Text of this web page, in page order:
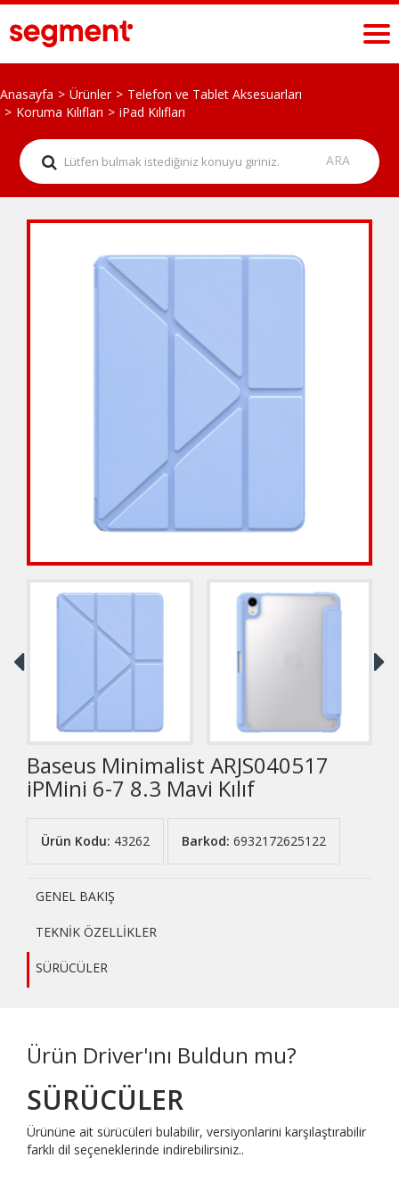
Anasayfa Ürünler
Telefon ve Tablet Aksesuarları
Koruma Kılıfları
iPad Kılıfları
Baseus Minimalist ARJS040517
iPMini 6-7 8.3 Mavi Kılıf
Ürün Kodu: 43262 Barkod: 6932172625122
GENEL BAKIŞ
TEKNİK ÖZELLİKLER
SÜRÜCÜLER
Ürün Driver'ını Buldun mu?
SÜRÜCÜLER
Ürününe ait sürücüleri bulabilir, versiyonlarini karşılaştırabilir
farklı dil seçeneklerinde indirebilirsiniz..